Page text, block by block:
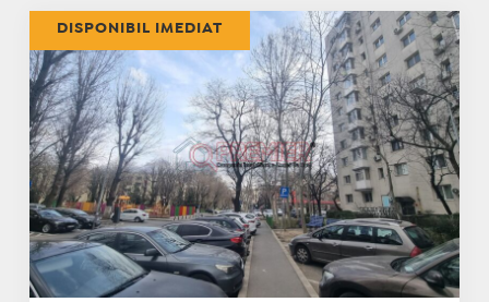
DISPONIBIL IMEDIAT